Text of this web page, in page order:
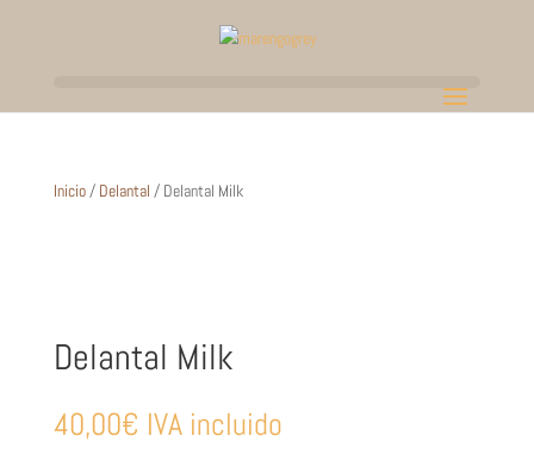
Inicio/ Delantal / Delantal Milk
Delantal Milk
40,00€ IVA incluido